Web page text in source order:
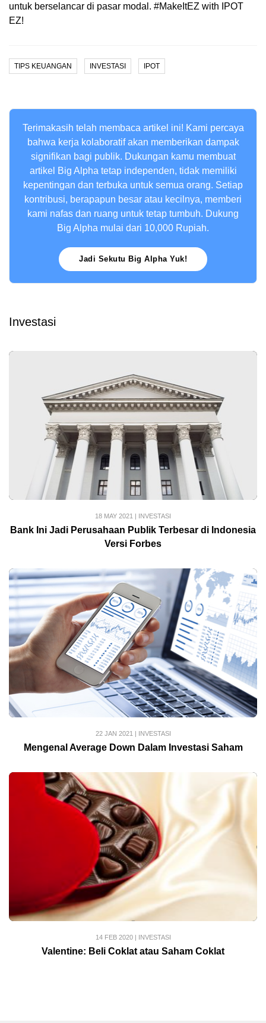
untuk berselancar di pasar modal. #MakeItEZ with IPOT
EZ!
TIPS KEUANGAN INVESTASI IPOT
Terimakasih telah membaca artikel ini! Kami percaya
bahwa kerja kolaboratif akan memberikan dampak
signifikan bagi publik. Dukungan kamu membuat
artikel Big Alpha tetap independen, tidak memiliki
kepentingan dan terbuka untuk semua orang. Setiap
kontribusi, berapapun besar atau kecilnya, memberi
kami nafas dan ruang untuk tetap tumbuh. Dukung
Big Alpha mulai dari 10,000 Rupiah.
Jadi Sekutu Big Alpha Yuk!
Investasi
18 MAY 2021 | INVESTASI
Bank Ini Jadi Perusahaan Publik Terbesar di Indonesia
Versi Forbes
22 JAN 2021 | INVESTASI
Mengenal Average Down Dalam Investasi Saham
14 FEB 2020| INVESTASI
Valentine: Beli Coklat atau Saham Coklat